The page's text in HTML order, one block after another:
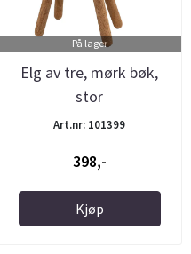
På lager
Elg av tre, mørk bøk,
stor
Art.nr: 101399
398,-
Kjøp